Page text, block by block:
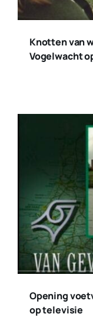
Knotten van
Vogelwacht
Opening
op televisie